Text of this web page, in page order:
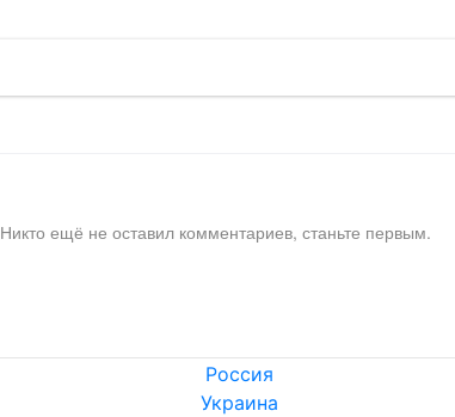
Никто ещё не оставил комментариев, станьте первым.
Россия
Украина